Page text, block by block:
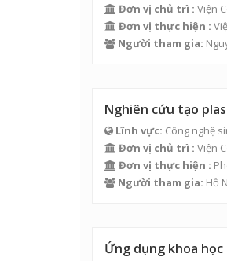
Đơn vị chủ trì : Viện
Đơn vị thực hiện :
Người tham gia:
Nghiên cứu tạo
Lĩnh vực: Công nghệ
Đơn vị chủ trì : Viện
Đơn vị thực hiện :
Người tham gia: Hồ
Ứng dụng khoa